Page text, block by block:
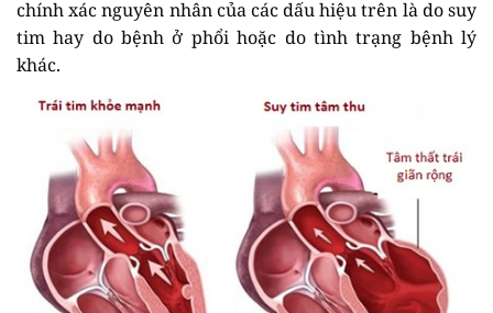
chính xác nguyên nhân của các dấu hiệu trên là do suy
tim hay do bệnh ở phổi hoặc do tình trạng bệnh lý
khác.